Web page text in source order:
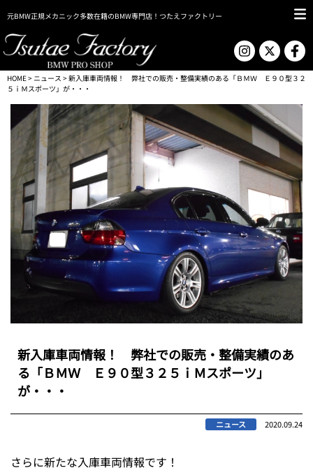
元BMW正規メカニック多数在籍のBMW専門店！つたえファクトリー
HOME> ニュース > 新入庫車両情報！ 弊社での販売・整備実績のある「ＢＭＷ Ｅ９０型３２
５ｉＭスポーツ」が・・・
新入庫車両情報！ 弊社での販売・整備実績のあ
る「ＢＭＷ Ｅ９０型３２５ｉＭスポーツ」
が・・・
ニュース 2020.09.24
さらに新たな入庫車両情報です！